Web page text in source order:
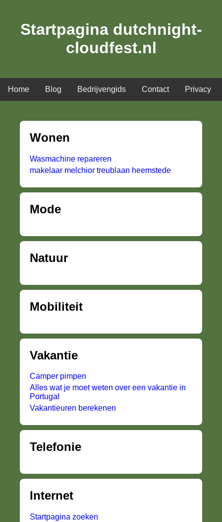
Startpagina dutchnight-
cloudfest.nl
Home Blog Bedrijvengids Contact Privacy
Wonen
Wasmachine repareren
makelaar melchior treublaan heemstede
Mode
Natuur
Mobiliteit
Vakantie
Camper pimpen
Alles wat je moet weten over een vakantie in
Portugal
Vakantieuren berekenen
Telefonie
Internet
Startpagina zoeken